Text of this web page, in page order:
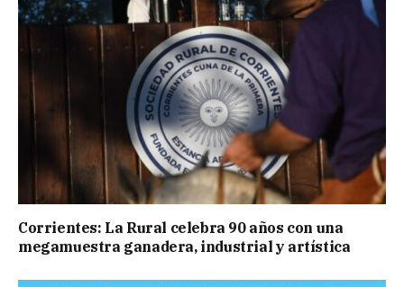
Corrientes: La Rural celebra 90 años con una
megamuestra ganadera, industrial y artística